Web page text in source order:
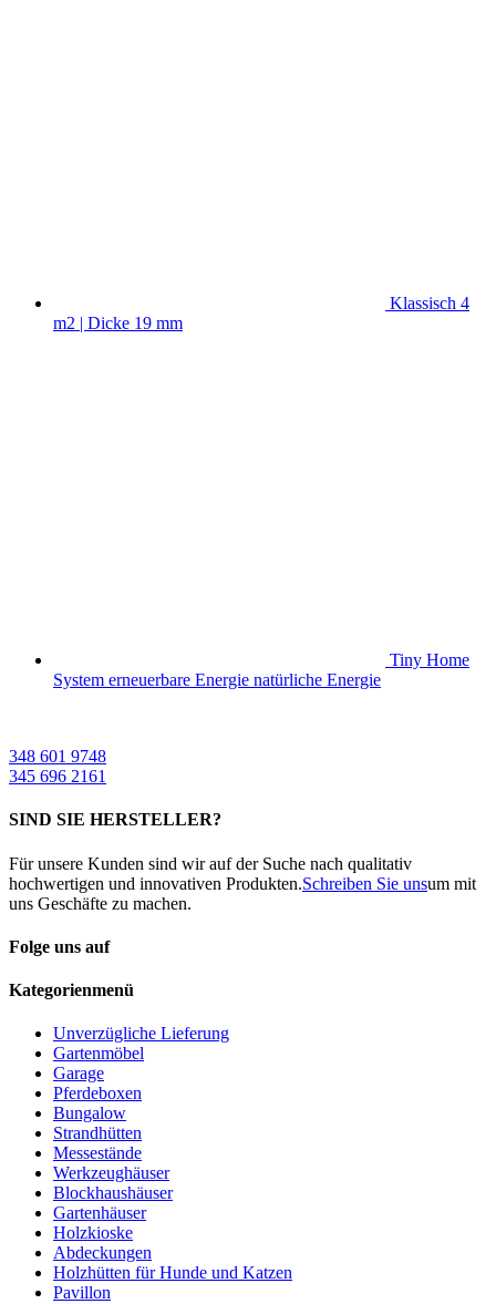
Klassisch 4
m2 | Dicke 19 mm
Tiny Home
System erneuerbare Energie natürliche Energie
348 601 9748
345 696 2161
SIND SIE HERSTELLER?
Für unsere Kunden sind wir auf der Suche nach qualitativ
hochwertigen und innovativen Produkten.Schreiben Sie unsum mit
uns Geschäfte zu machen.
Folge uns auf
Kategorienmenü
Unverzügliche Lieferung
Gartenmöbel
Garage
Pferdeboxen
Bungalow
Strandhütten
Messestände
Werkzeughäuser
Blockhaushäuser
Gartenhäuser
Holzkioske
Abdeckungen
Holzhütten für Hunde und Katzen
Pavillon